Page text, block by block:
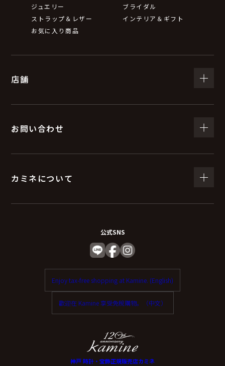
ジュエリー
ブライダル
ストラップ＆レザー
インテリア＆ギフト
お気に入り商品
店舗
お問い合わせ
カミネについて
公式SNS
Enjoy tax-free shopping at Kamine. (English)
歡迎在 Kamine 享受免稅購物。（中文）
神戸 時計・宝飾正規販売店カミネ